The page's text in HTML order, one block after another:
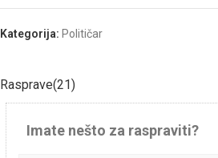
Kategorija: Političar
Rasprave(21)
Imate nešto za raspraviti?